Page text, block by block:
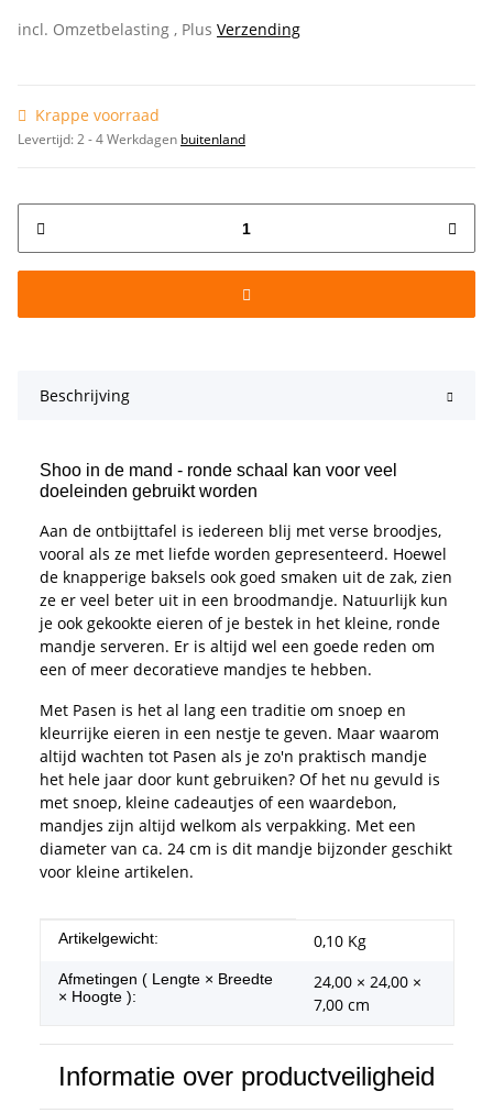
incl. Omzetbelasting , Plus Verzending
Krappe voorraad
Levertijd:2 - 4 Werkdagen buitenland
Beschrijving
Shoo in de mand - ronde schaal kan voor veel
doeleinden gebruikt worden
Aan de ontbijttafel is iedereen blij met verse broodjes,
vooral als ze met liefde worden gepresenteerd. Hoewel
de knapperige baksels ook goed smaken uit de zak, zien
ze er veel beter uit in een broodmandje. Natuurlijk kun
je ook gekookte eieren of je bestek in het kleine, ronde
mandje serveren. Er is altijd wel een goede reden om
een of meer decoratieve mandjes te hebben.
Met Pasen is het al lang een traditie om snoep en
kleurrijke eieren in een nestje te geven. Maar waarom
altijd wachten tot Pasen als je zo'n praktisch mandje
het hele jaar door kunt gebruiken? Of het nu gevuld is
met snoep, kleine cadeautjes of een waardebon,
mandjes zijn altijd welkom als verpakking. Met een
diameter van ca. 24 cm is dit mandje bijzonder geschikt
voor kleine artikelen.
#productDetails.itemInformation#
#productDetails.itemValue#
Artikelgewicht: 0,10 Kg
Afmetingen ( Lengte × Breedte
× Hoogte ):
24,00 × 24,00 ×
7,00 cm
Informatie over productveiligheid